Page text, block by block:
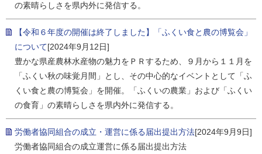
の素晴らしさを県内外に発信する。
【令和６年度の開催は終了しました】「ふくい食と農の博覧会」
について[2024年9月12日]
豊かな県産農林水産物の魅力をＰＲするため、９月から１１月を
「ふくい秋の味覚月間」とし、その中心的なイベントとして「ふ
くい食と農の博覧会」を開催。「ふくいの農業」および「ふくい
の食育」の素晴らしさを県内外に発信する。
労働者協同組合の成立・運営に係る届出提出方法[2024年9月9日]
労働者協同組合の成立運営に係る届出提出方法